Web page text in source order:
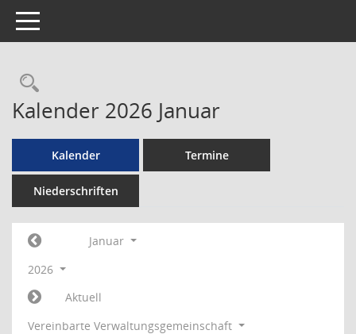
Toggle navigation
Rechercheauswahl
Kalender 2026 Januar
Kalender Termine
Niederschriften
Januar
2026
Aktuell
Vereinbarte Verwaltungsgemeinschaft